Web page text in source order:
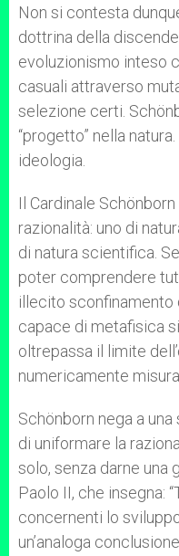
Non si contesta
dottrina della
evoluzionismo inteso
casuali attraverso
selezione certi.
“progetto” nella
ideologia.
Il Cardinale
razionalità: uno di
di natura scientifica.
poter comprendere
illecito sconfinamento
capace di metafisica
oltrepassa il limite
numericamente
Schönborn nega a
di uniformare la
solo, senza darne una
Paolo II, che insegna:
concernenti lo
un’analoga